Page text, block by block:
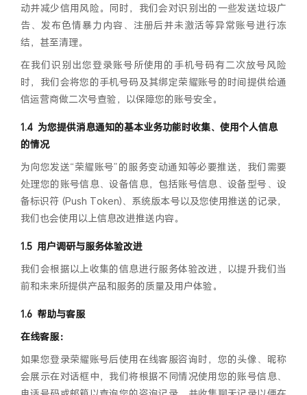
动并减少信用风险。同时，我们会对识别出的一些发送垃圾广
告、发布色情暴力内容、注册后并未激活等异常账号进行冻
结，甚至清理。
在我们识别出您登录账号所使用的手机号码有二次放号风险
时，我们会将您的手机号码及其绑定荣耀账号的时间提供给通
信运营商做二次号查验，以保障您的账号安全。
为您提供消息通知的基本业务功能时收集、使用个人信息
的情况
为向您发送“荣耀账号”的服务变动通知等必要推送，我们需要
处理您的账号信息、设备信息，包括账号信息、设备型号、设
备标识符 (Push Token)、系统版本号以及您使用推送的记录，
我们也会使用以上信息改进推送内容。
用户调研与服务体验改进
我们会根据以上收集的信息进行服务体验改进，以提升我们当
前和未来所提供产品和服务的质量及用户体验。
帮助与客服
在线客服：
如果您登录荣耀账号后使用在线客服咨询时，您的头像、昵称
会展示在对话框中，我们将根据不同情况使用您的账号信息、